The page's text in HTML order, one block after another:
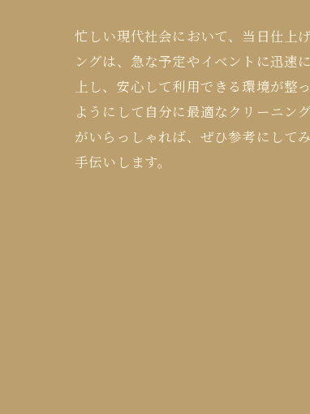
忙しい現代社会において、当日仕上
ングは、急な予定やイベントに迅速
上し、安心して利用できる環境が
ようにして自分に最適なクリーニン
がいらっしゃれば、ぜひ参考にして
手伝いします。